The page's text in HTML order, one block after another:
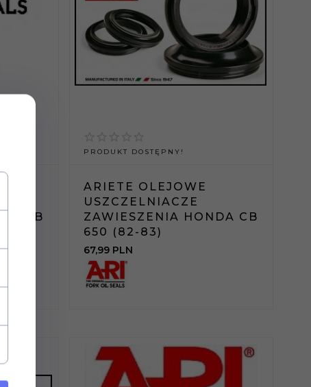
CB
PRODUKT DOSTĘPNY!
ARIETE OLEJOWE
USZCZELNIACZE
ZAWIESZENIA HONDA CB
650 (82-83)
67,99 PLN